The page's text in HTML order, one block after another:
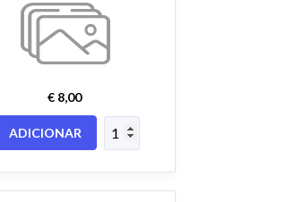
€ 8,00
ADICIONAR